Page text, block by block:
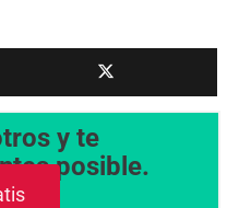
y te
posible.